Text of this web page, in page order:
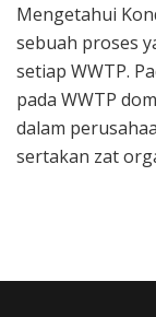
Mengetahui
sebuah proses
setiap WWTP.
pada WWTP
dalam
sertakan zat